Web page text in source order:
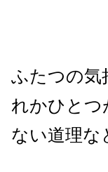
ふたつの気
れかひとつ
ない道理な